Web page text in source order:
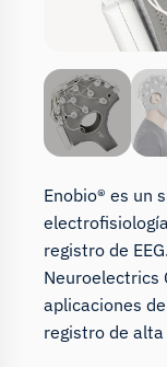
Enobio® es un
registro de
Neuroelectrics
aplicaciones
registro de